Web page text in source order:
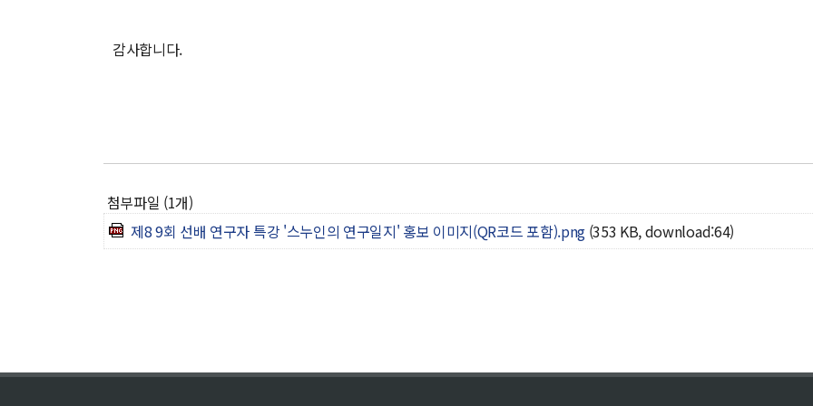
감사합니다.
첨부파일 (1개)
제8 9회 선배 연구자 특강 '스누인의 연구일지' 홍보 이미지(QR코드 포함).png (353 KB, download:64)